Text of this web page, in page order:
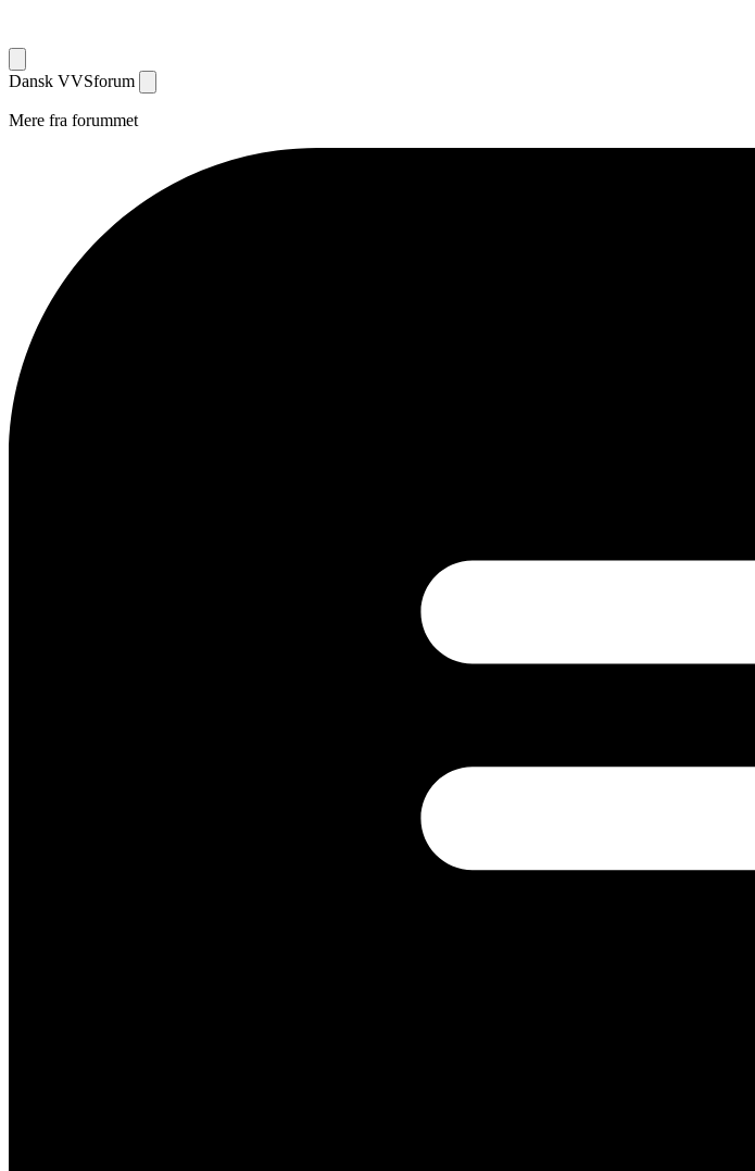
Dansk VVSforum
Mere fra forummet